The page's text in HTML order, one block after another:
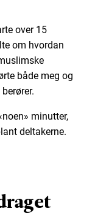
over 15
om hvordan
både meg og
minutter,
deltakerne.